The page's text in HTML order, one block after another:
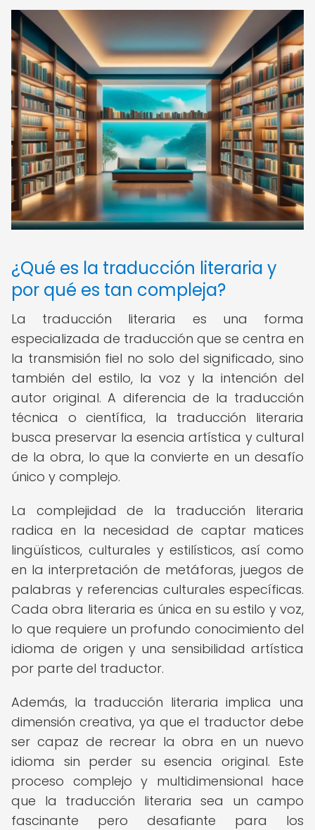
¿Qué es la traducción literaria y
por qué es tan compleja?
La traducción literaria es una forma
especializada de traducción que se centra en
la transmisión fiel no solo del significado, sino
también del estilo, la voz y la intención del
autor original. A diferencia de la traducción
técnica o científica, la traducción literaria
busca preservar la esencia artística y cultural
de la obra, lo que la convierte en un desafío
único y complejo.
La complejidad de la traducción literaria
radica en la necesidad de captar matices
lingüísticos, culturales y estilísticos, así como
en la interpretación de metáforas, juegos de
palabras y referencias culturales específicas.
Cada obra literaria es única en su estilo y voz,
lo que requiere un profundo conocimiento del
idioma de origen y una sensibilidad artística
por parte del traductor.
Además, la traducción literaria implica una
dimensión creativa, ya que el traductor debe
ser capaz de recrear la obra en un nuevo
idioma sin perder su esencia original. Este
proceso complejo y multidimensional hace
que la traducción literaria sea un campo
fascinante pero desafiante para los